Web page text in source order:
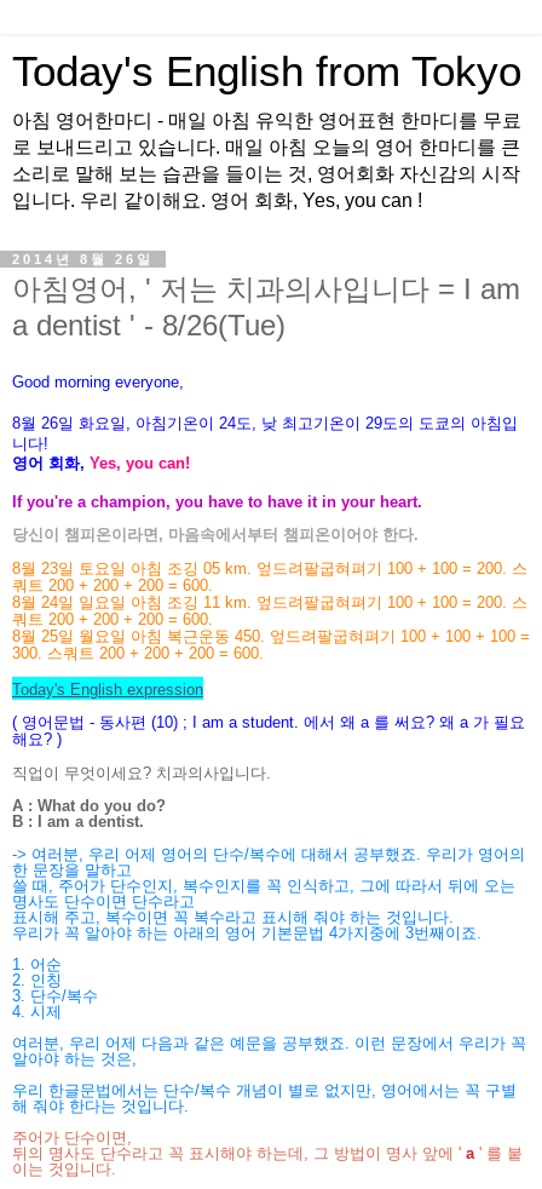
Today's English from Tokyo
아침 영어한마디 - 매일 아침 유익한 영어표현 한마디를 무료
로 보내드리고 있습니다. 매일 아침 오늘의 영어 한마디를 큰
소리로 말해 보는 습관을 들이는 것, 영어회화 자신감의 시작
입니다. 우리 같이해요. 영어 회화, Yes, you can !
2014년 8월 26일
아침영어, ' 저는 치과의사입니다 = I am
a dentist ' - 8/26(Tue)
Good morning everyone,
8월 26일 화요 일, 아침기온이 24도 , 낮 최고기온이 29도의 도쿄의 아침입
니다!
영어 회화, Yes, you can!
If you're a champion, you have to have it in your heart.
당신이 챔피온이라면, 마음속에서부터 챔피온이어야 한다.
8월 23일 토요일 아침 조깅 05 km.
엎드려팔굽혀펴기 100 + 100 = 200. 스
쿼트 200 + 200 + 200 = 600.
8월 24일 일요일 아침 조깅 11 km. 엎드려팔굽혀펴기 100 + 100 = 200. 스
쿼트 200 + 200 + 200 = 600.
8월 25일 월요일 아침 복근운동 450. 엎드려팔굽혀펴기 100 + 100 + 100 =
300. 스쿼트 200 + 200 + 200 = 600.
Today's English expression
( 영어문법 - 동사편 (10) ; I am a student. 에서 왜 a 를 써요? 왜 a 가 필요
해요? )
직업이 무엇이세요? 치과의사입니다.
A : What do you do?
B : I am a dentist.
-> 여러분, 우리 어제 영어의 단수/복수에 대해서 공부했죠. 우리가 영어의
한 문장을 말하고
쓸 때, 주어가 단수인지, 복수인지를 꼭 인식하고, 그에 따라서 뒤에 오는
명사도 단수이면 단수라고
표시해 주고, 복수이면 꼭 복수라고 표시해 줘야 하는 것입니다.
우리가 꼭 알아야 하는 아래의 영어 기본문법 4가지 중에 3번째이죠.
1. 어순
2. 인칭
3. 단수/복수
4. 시제
여러분, 우리 어제 다음과 같은 예문을 공부했죠. 이런 문장에서 우리가 꼭
알아야 하는 것은,
우리 한글문법에서는 단수/복수 개념이 별로 없지만, 영어에서는 꼭 구별
해 줘야 한다는 것입니다.
주어가 단수이면,
뒤의 명사도 단수라고 꼭 표시해야 하는데, 그 방법이 명사 앞에 ' a ' 를 붙
이는 것입니다.